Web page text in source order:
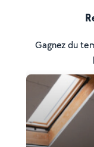
Gagnez du